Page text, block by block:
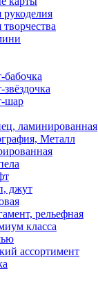
бабочка
звёздочка
шар
ламинированная
Металл
джут
рельефная
класса
ассортимент